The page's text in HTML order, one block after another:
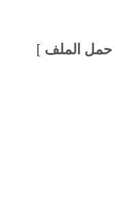
حمل الملف ]